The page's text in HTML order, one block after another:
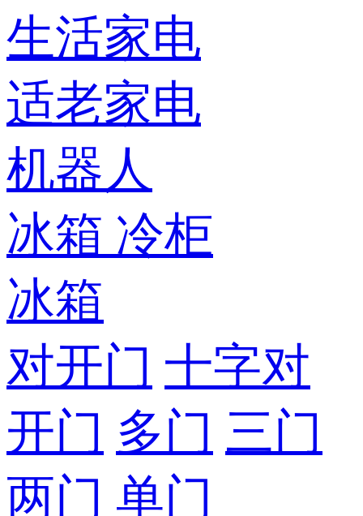
生活家电
适老家电
机器人
冰箱 冷柜
冰箱
对开门 十字对
开门 多门 三门
两门 单门